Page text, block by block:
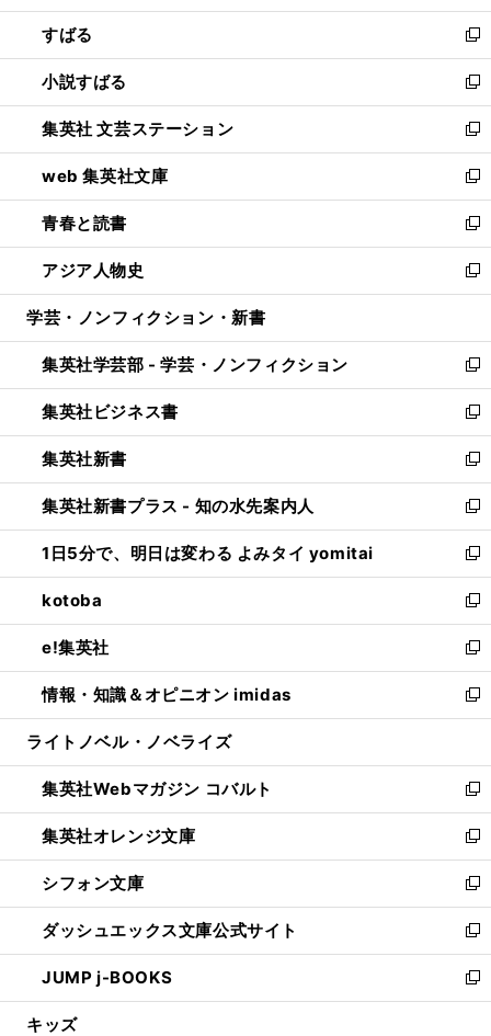
開
く
ウ
で
開
く
ン
ド
ウ
で
開
く
すばる
新
し
い
ウ
ィ
ン
ド
ウ
で
開
く
小説すばる
新
し
い
ウ
ィ
ン
ド
ウ
で
開
集英社 文芸ステーション
新
し
い
ウ
ィ
ン
ド
ウ
開
く
web 集英社文庫
新
し
い
ウ
ィ
ン
ウ
で
開
く
青春と読書
新
し
い
ウ
ン
ド
ウ
で
開
く
アジア人物史
新
し
ウ
ィ
ン
ド
ウ
で
開
く
学芸・ノンフィクション・新書
集英社学芸部 - 学芸・ノンフィクション
新
し
い
ウ
ィ
ン
ド
ウ
で
開
く
集英社ビジネス書
新
し
い
ウ
ィ
ン
ド
ウ
で
開
く
集英社新書
新
し
い
ウ
ィ
ン
ド
ウ
で
開
く
集英社新書プラス - 知の水先案内人
新
し
い
ウ
ィ
ン
ド
ウ
で
開
1日5分で、明日は変わる よみタイ yomitai
新
し
い
ウ
ィ
ン
ド
ウ
開
く
kotoba
新
し
い
ウ
ィ
ン
ウ
で
開
く
e!集英社
新
し
い
ウ
ン
ド
ウ
で
開
く
情報・知識＆オピニオン imidas
新
し
ウ
ィ
ン
ド
ウ
で
開
く
ライトノベル・ノベライズ
集英社Webマガジン コバルト
新
し
い
ウ
ィ
ン
ド
ウ
で
開
集英社オレンジ文庫
新
し
い
ウ
ィ
ン
ド
ウ
シフォン文庫
新
し
い
ウ
ィ
ン
ダッシュエックス文庫公式サイト
新
し
い
ウ
JUMP j-BOOKS
新
し
キッズ